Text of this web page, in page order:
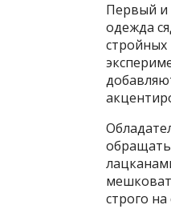
Первый и
одежда
стройных
строго